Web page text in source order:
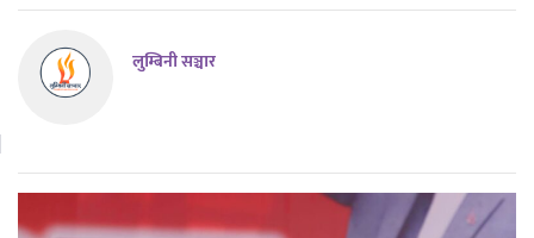
लुम्बिनी सञ्चार